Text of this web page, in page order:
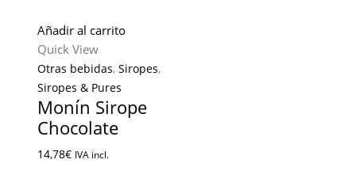
Añadir al carrito
Quick View
Otras bebidas, Siropes,
Siropes & Pures
Monín Sirope
Chocolate
14,78€ IVA incl.